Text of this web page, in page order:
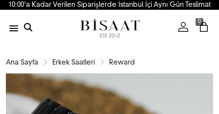
10:00'a Kadar Verilen Siparişlerde İstanbul İçi Aynı Gün Teslimat
0
Ana Sayfa Erkek Saatleri Reward